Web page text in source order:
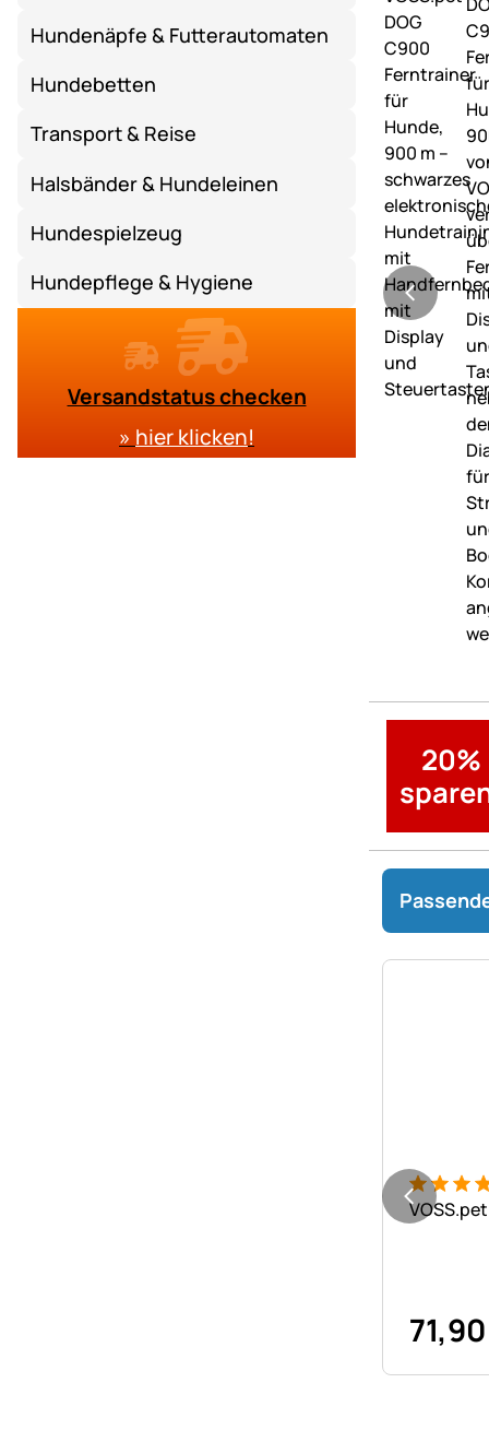
Hundenäpfe & Futterautomaten
Hundebetten
Transport & Reise
Halsbänder & Hundeleinen
Hundespielzeug
Hundepflege & Hygiene
Versandstatus checken
» hier klicken!
20%
12
71,90